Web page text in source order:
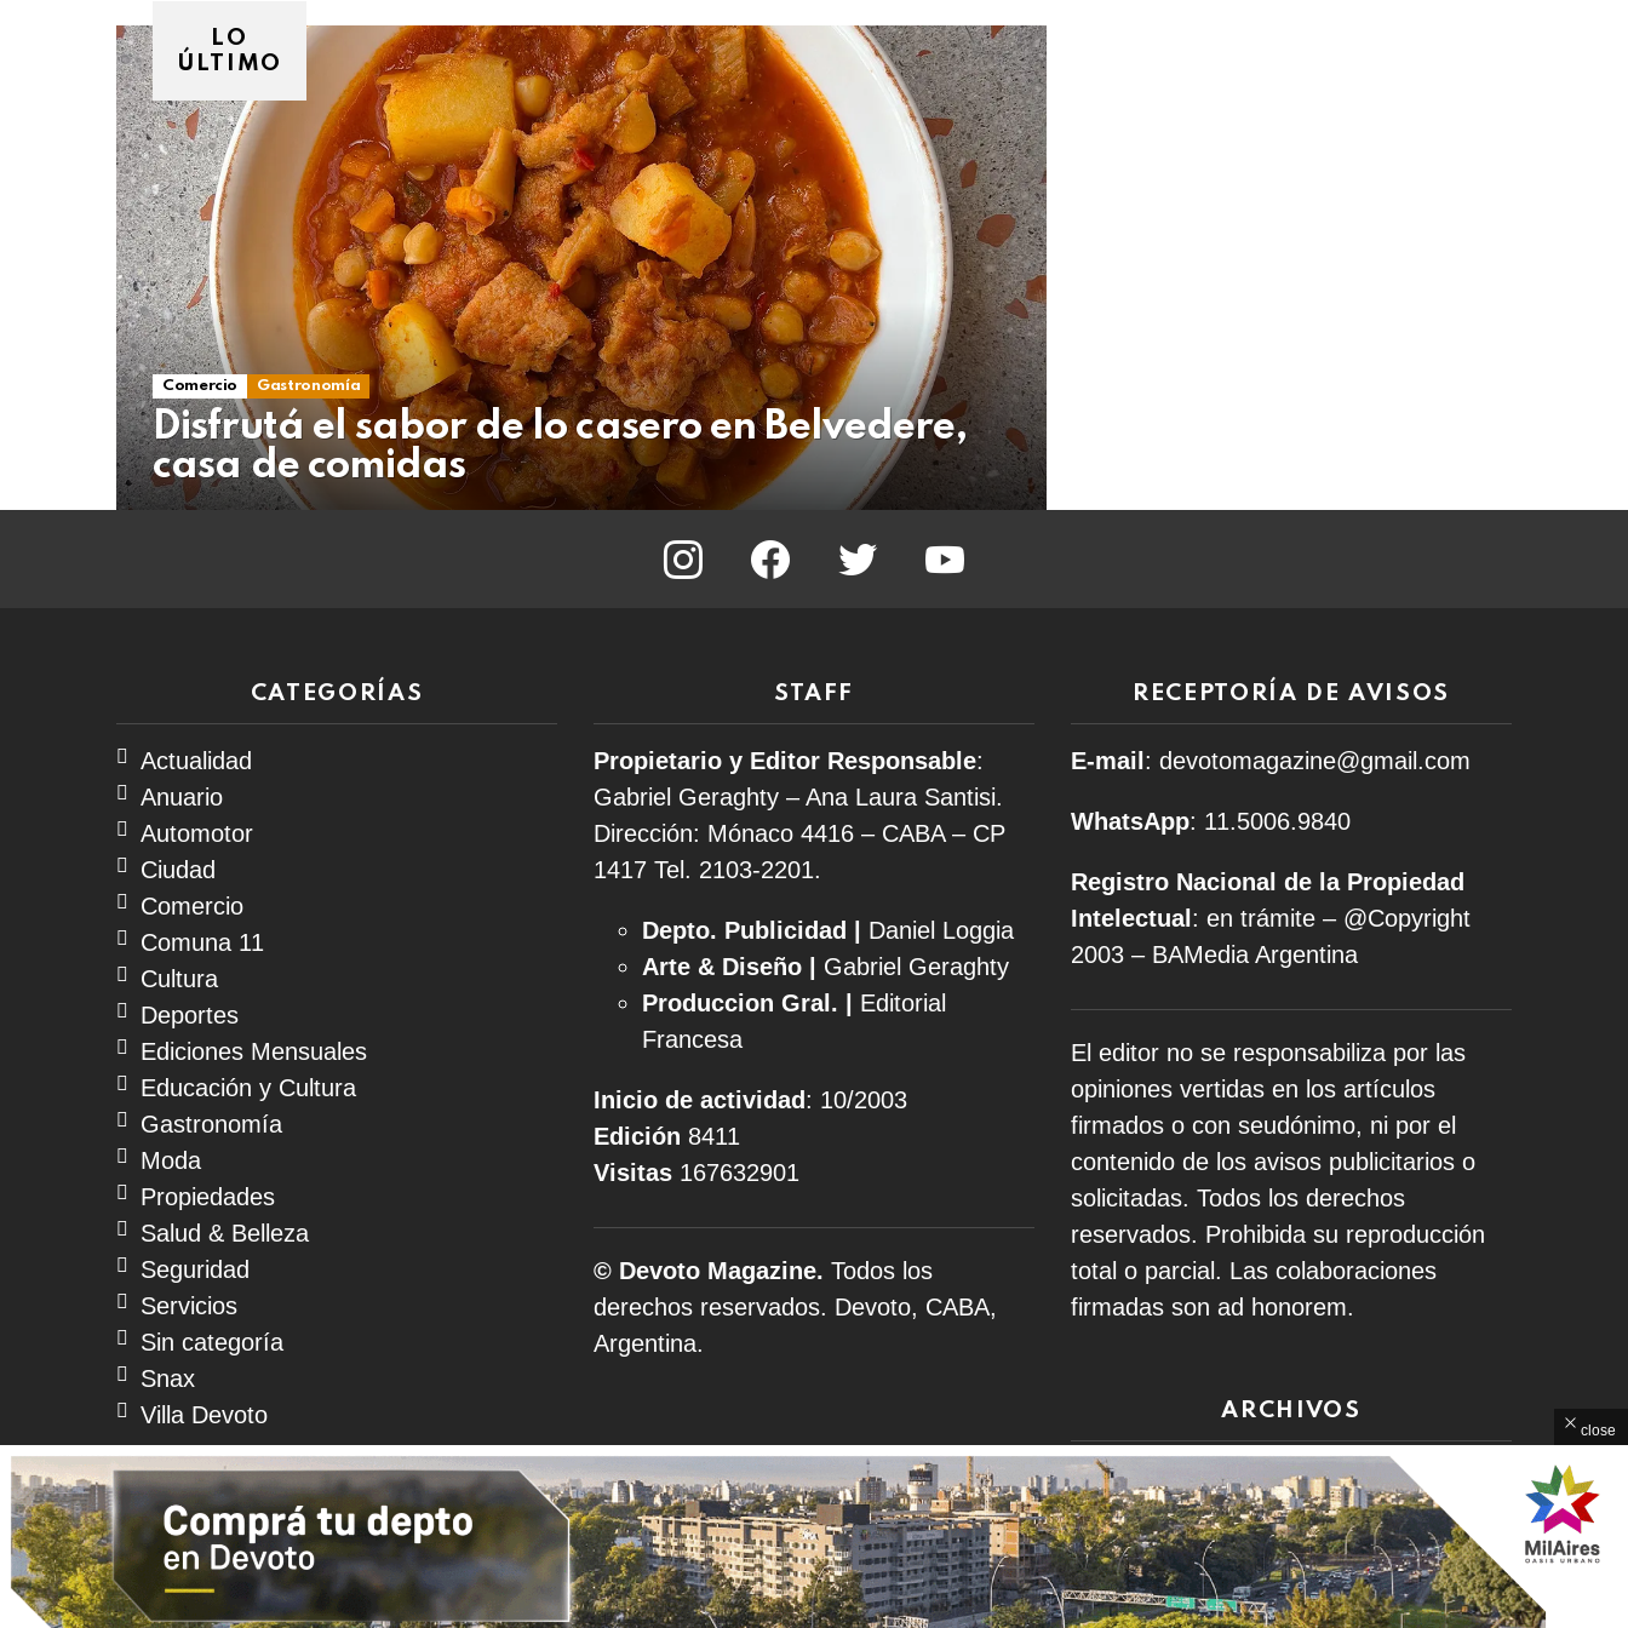
LO
ÚLTIMO
Comercio Gastronomía
Disfrutá el sabor de lo casero en Belvedere,
casa de comidas
instagram facebook twitter
CATEGORÍAS
Actualidad
Anuario
Automotor
Ciudad
Comercio
Comuna 11
Cultura
Deportes
Ediciones Mensuales
Educación y Cultura
Gastronomía
Moda
Propiedades
Salud & Belleza
Seguridad
Servicios
Sin categoría
Snax
Villa Devoto
STAFF
Propietario y Editor Responsable:
Gabriel Geraghty – Ana Laura Santisi.
Dirección: Mónaco 4416 – CABA – CP
1417 Tel. 2103-2201.
Depto. Publicidad |
Daniel Loggia
Arte & Diseño | Gabriel Geraghty
Produccion Gral. |
Editorial
Francesa
Inicio de actividad : 10/2003
Edición 8411
Visitas 167632901
© Devoto Magazine. Todos los
derechos reservados. Devoto, CABA,
Argentina.
RECEPTORÍA DE AVISOS
E-mail : devotomagazine@gmail.com
WhatsApp: 11.5006.9840
Registro Nacional de la Propiedad
Intelectual : en trámite – @Copyright
2003 – BAMedia Argentina
El editor no se responsabiliza por las
opiniones vertidas en los artículos
firmados o con seudónimo, ni por el
contenido de los avisos publicitarios o
solicitadas. Todos los derechos
reservados. Prohibida su reproducción
total o parcial. Las colaboraciones
firmadas son ad honorem.
ARCHIVOS
Archivos
© 2026 Devoto Magazine Home Contacto Política de Privacidad
de
agosto
2026
close